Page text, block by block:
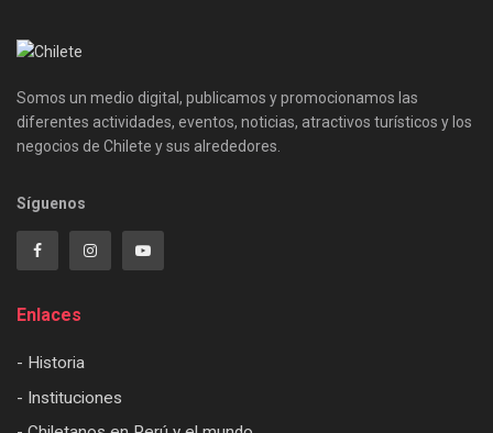
Somos un medio digital, publicamos y promocionamos las
diferentes actividades, eventos, noticias, atractivos turísticos y los
negocios de Chilete y sus alrededores.
Síguenos
Enlaces
- Historia
- Instituciones